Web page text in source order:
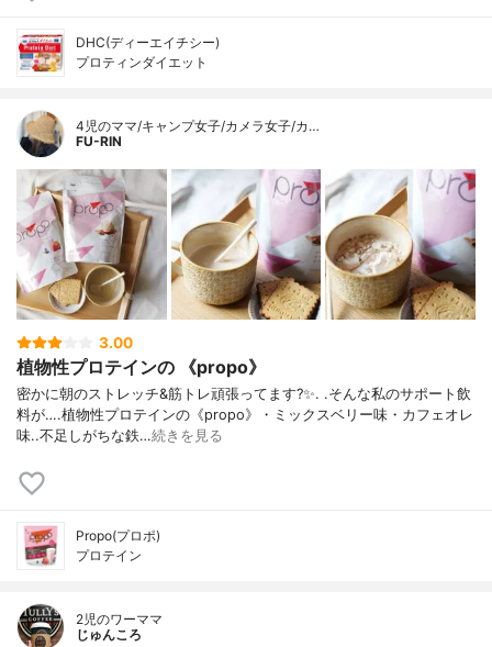
DHC(ディーエイチシー)
プロティンダイエット
4児のママ/キャンプ女子/カメラ女子/カ…
FU-RIN
3.00
植物性プロテインの 《propo》
密かに朝のストレッチ&筋トレ頑張ってます?✨. .そんな私のサポート飲
料が….植物性プロテインの《propo》・ミックスベリー味・カフェオレ
味..不足しがちな鉄…続きを見る
Propo(プロポ)
プロテイン
2児のワーママ
じゅんころ